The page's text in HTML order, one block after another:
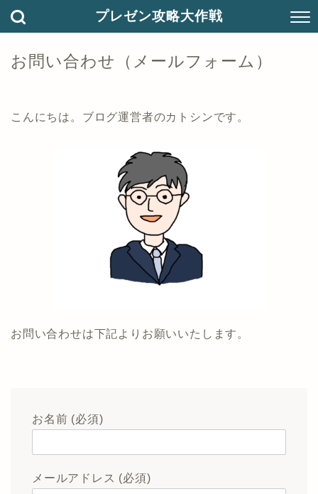
プレゼン攻略大作戦
お問い合わせ（メールフォーム）
こんにちは。ブログ運営者のカトシンです。
お問い合わせは下記よりお願いいたします。
お名前 (必須)
メールアドレス (必須)